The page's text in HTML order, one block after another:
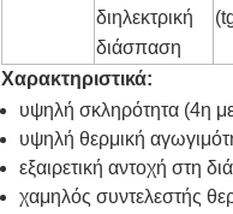
διηλεκτρική
διάσπαση
Χαρακτηριστικά:
υψηλή σκληρότητα (4η
υψηλή θερμική
εξαιρετική αντοχή στη
χαμηλός συντελεστής